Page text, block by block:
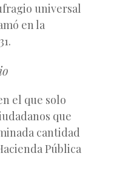
universal
en la
el que solo
que
cantidad
Pública